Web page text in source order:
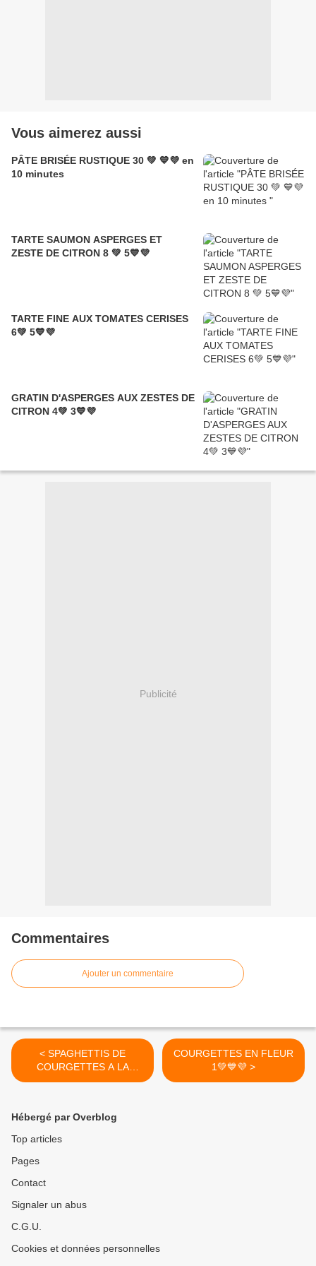
Vous aimerez aussi
PÂTE BRISÉE RUSTIQUE 30 💚 💙💜 en
10 minutes
TARTE SAUMON ASPERGES ET
ZESTE DE CITRON 8 💚 5💙💜
TARTE FINE AUX TOMATES CERISES
6💚 5💙💜
GRATIN D'ASPERGES AUX ZESTES DE
CITRON 4💚 3💙💜
Publicité
Commentaires
Ajouter un commentaire
< SPAGHETTIS DE
COURGETTES A LA
BOLOGNAISE 4 💚 💙💜
COURGETTES EN FLEUR
1💚💙💜 >
Hébergé par Overblog
Top articles
Pages
Contact
Signaler un abus
C.G.U.
Cookies et données personnelles